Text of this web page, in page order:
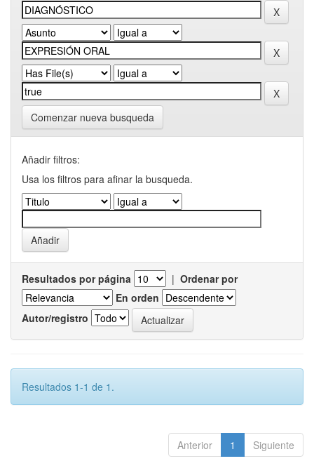
Comenzar nueva busqueda
Añadir filtros:
Usa los filtros para afinar la busqueda.
Resultados por página | Ordenar por
En orden
Autor/registro
Resultados 1-1 de 1.
Anterior 1 Siguiente